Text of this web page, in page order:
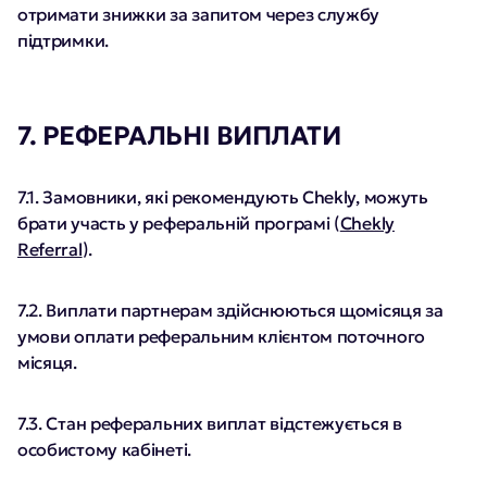
отримати знижки за запитом через службу
підтримки.
7. РЕФЕРАЛЬНІ ВИПЛАТИ
7.1. Замовники, які рекомендують Chekly, можуть
брати участь у реферальній програмі (Chekly
Referral).
7.2. Виплати партнерам здійснюються щомісяця за
умови оплати реферальним клієнтом поточного
місяця.
7.3. Стан реферальних виплат відстежується в
особистому кабінеті.